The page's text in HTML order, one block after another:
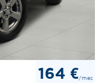
164 €/mes